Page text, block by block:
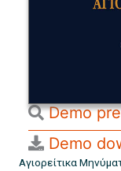
Demo
Demo
Αγιορείτικα